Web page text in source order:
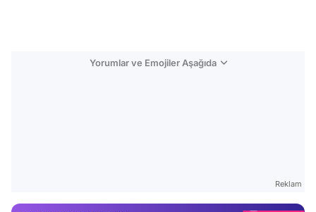
Yorumlar ve Emojiler Aşağıda
Reklam